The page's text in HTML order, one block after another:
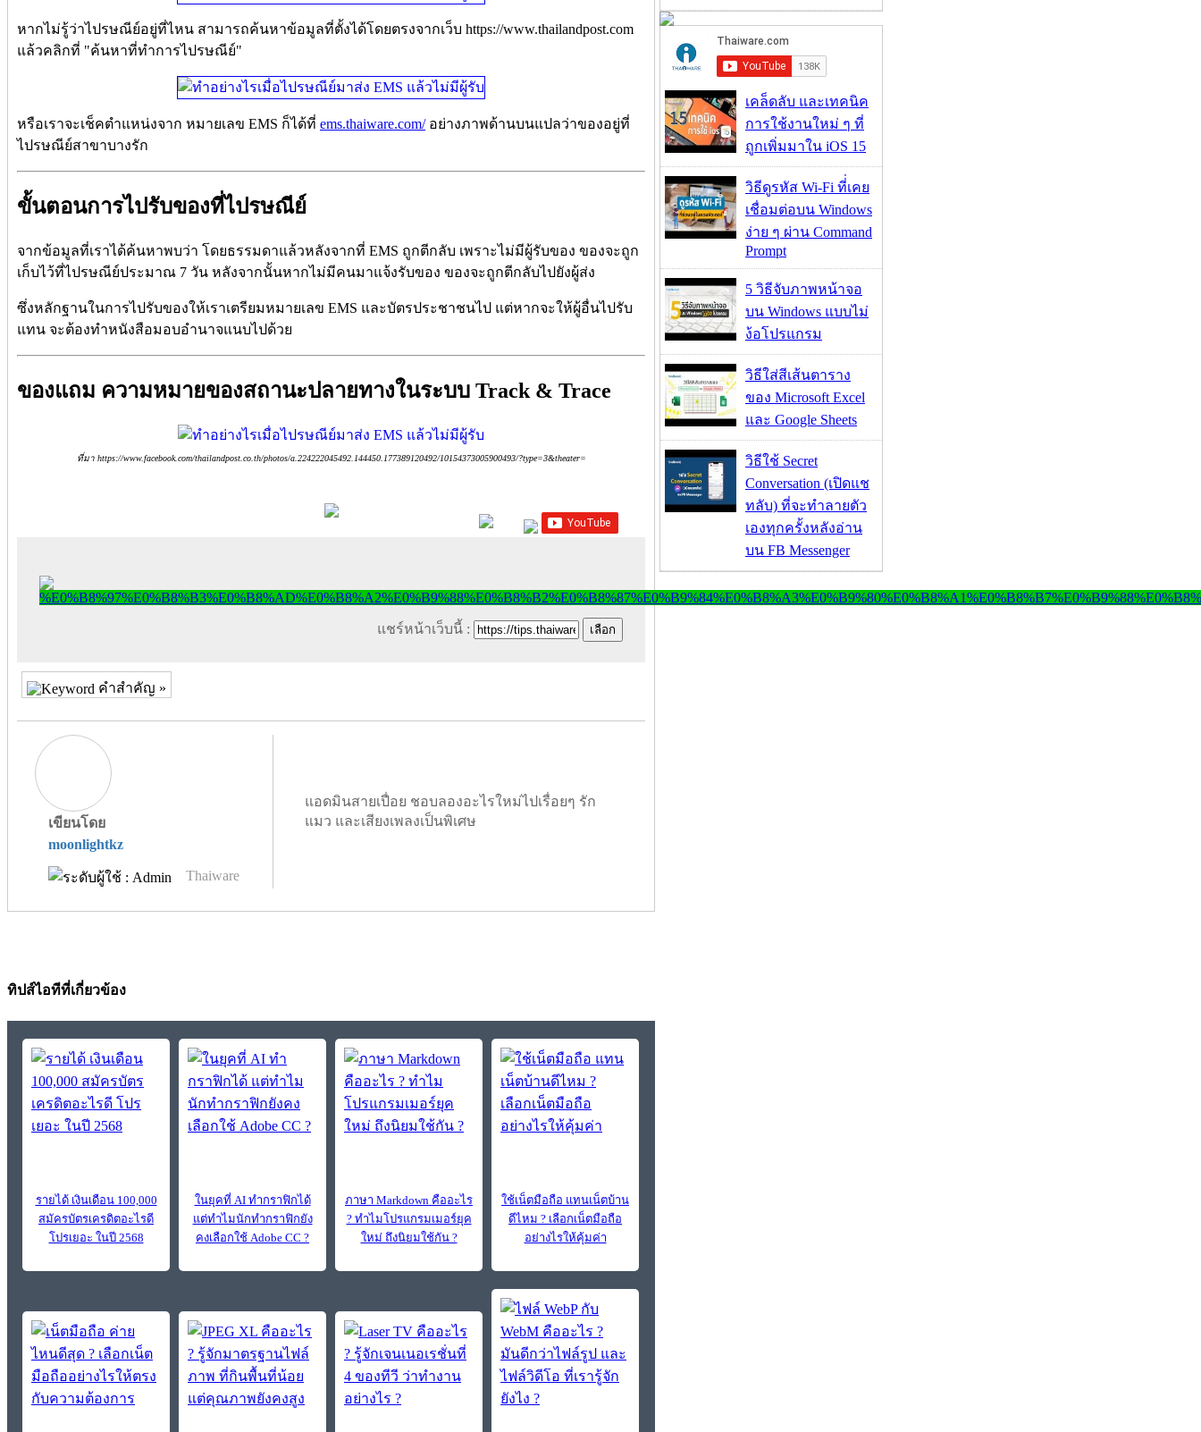
หากไม่รู้ว่าไปรษณีย์อยู่ที่ไหน สามารถค้นหาข้อมูลที่ตั้งได้โดยตรงจากเว็บ https://www.thailandpost.com
แล้วคลิกที่ "ค้นหาที่ทำการไปรษณีย์"
หรือเราจะเช็คตำแหน่งจาก หมายเลข EMS ก็ได้ที่ ems.thaiware.com/อย่างภาพด้านบนแปลว่าของอยู่ที่
ไปรษณีย์สาขาบางรัก
ขั้นตอนการไปรับของที่ไปรษณีย์
จากข้อมูลที่เราได้ค้นหาพบว่า โดยธรรมดาแล้วหลังจากที่ EMS ถูกตีกลับ เพราะไม่มีผู้รับของ ของจะถูก
เก็บไว้ที่ไปรษณีย์ประมาณ 7 วัน หลังจากนั้นหากไม่มีคนมาแจ้งรับของ ของจะถูกตีกลับไปยังผู้ส่ง
ซึ่งหลักฐานในการไปรับของให้เราเตรียมหมายเลข EMS และบัตรประชาชนไป แต่หากจะให้ผู้อื่นไปรับ
แทน จะต้องทำหนังสือมอบอำนาจแนบไปด้วย
ของแถม ความหมายของสถานะปลายทางในระบบ Track & Trace
ที่มา https://www.facebook.com/thailandpost.co.th/photos/a.224222045492.144450.177389120492/10154373005900493/?type=3&theater=
แชร์หน้าเว็บนี้ :
คำสำคัญ »
เขียนโดย
moonlightkz
Thaiware
แอดมินสายเปื่อย ชอบลองอะไรใหม่ไปเรื่อยๆ รัก
แมว และเสียงเพลงเป็นพิเศษ
ทิปส์ไอทีที่เกี่ยวข้อง
รายได้ เงินเดือน 100,000
สมัครบัตรเครดิตอะไรดี
โปรเยอะ ในปี 2568
ในยุคที่ AI ทำกราฟิกได้
แต่ทำไมนักทำกราฟิกยัง
คงเลือกใช้ Adobe CC ?
ภาษา Markdown คืออะไร
? ทำไมโปรแกรมเมอร์ยุค
ใหม่ ถึงนิยมใช้กัน ?
ใช้เน็ตมือถือ แทนเน็ตบ้าน
ดีไหม ? เลือกเน็ตมือถือ
อย่างไรให้คุ้มค่า
เคล็ดลับ และเทคนิค
การใช้งานใหม่ ๆ ที่
ถูกเพิ่มมาใน iOS 15
วิธีดูรหัส Wi-Fi ที่่เคย
เชื่อมต่อบน Windows
ง่าย ๆ ผ่าน Command
Prompt
5 วิธีจับภาพหน้าจอ
บน Windows แบบไม่
ง้อโปรแกรม
วิธีใส่สีเส้นตาราง
ของ Microsoft Excel
และ Google Sheets
วิธีใช้ Secret
Conversation (เปิดแช
ทลับ) ที่จะทำลายตัว
เองทุกครั้งหลังอ่าน
บน FB Messenger